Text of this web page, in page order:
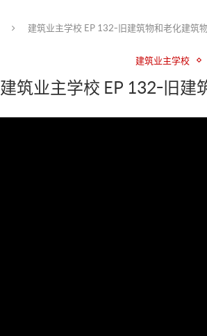
建筑业主学校 EP 132-旧建筑物和老化建筑
建筑业主学校
建筑业主学校 EP 132-旧建